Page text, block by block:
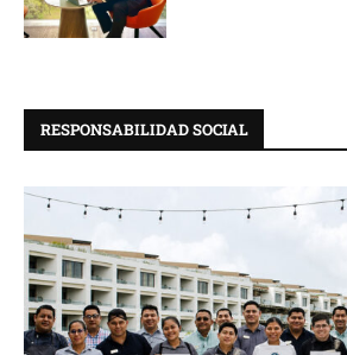
RESPONSABILIDAD SOCIAL